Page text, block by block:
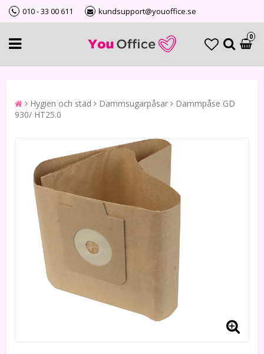
010 - 33 00 611 kundsupport@youoffice.se
0
Hygien och städ Dammsugarpåsar
Dammpåse GD
930/ HT25.0